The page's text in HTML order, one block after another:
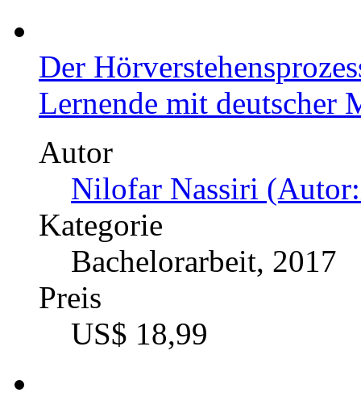
Der
Lernende mit deutscher
Autor
Nilofar Nassiri
Kategorie
Bachelorarbeit, 2017
Preis
US$ 18,99